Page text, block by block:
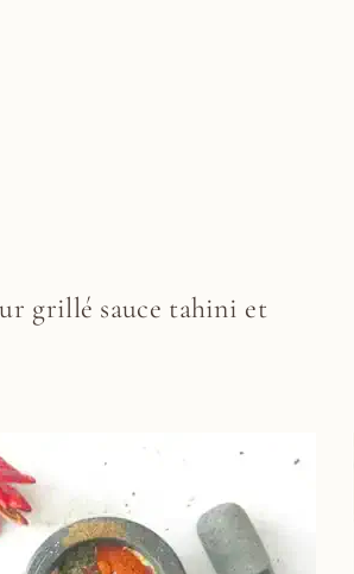
grillé sauce tahini et